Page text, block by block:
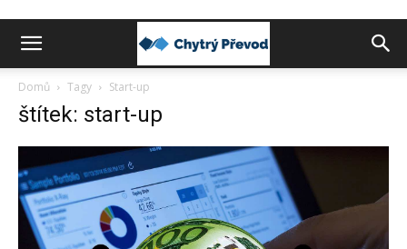
Chytrý
převod
peněz
Domů Tagy Start-up
štítek: start-up